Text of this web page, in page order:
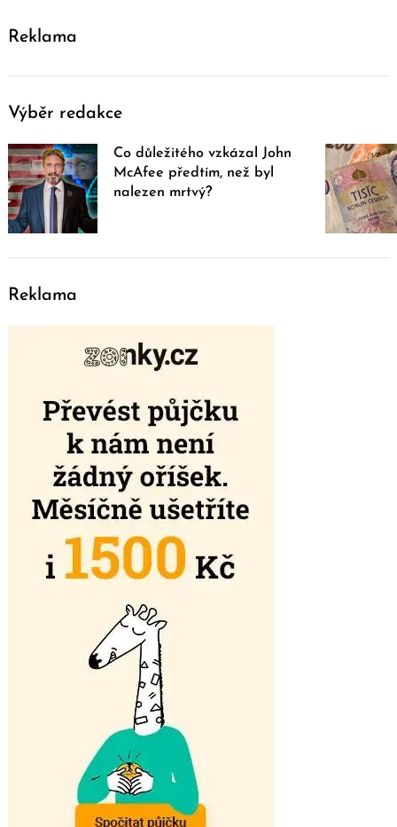
Reklama
Výběr redakce
Co důležitého vzkázal John
McAfee předtím, než byl
nalezen mrtvý?
Reklama